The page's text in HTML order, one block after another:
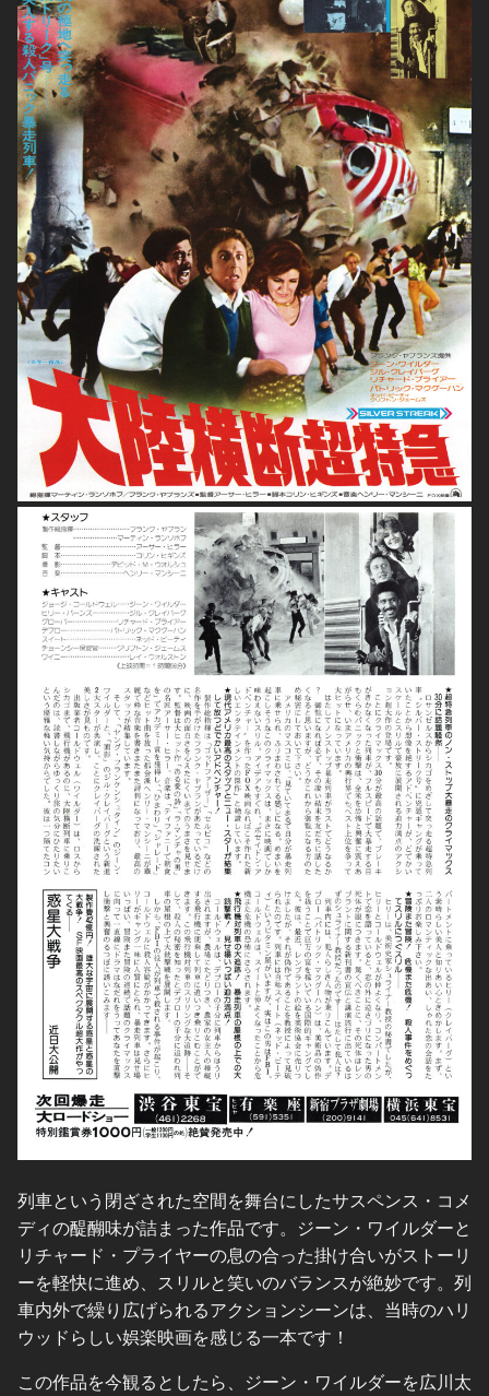
列車という閉ざされた空間を舞台にしたサスペンス・コメ
ディの醍醐味が詰まった作品です。ジーン・ワイルダーと
リチャード・プライヤーの息の合った掛け合いがストーリ
ーを軽快に進め、スリルと笑いのバランスが絶妙です。列
車内外で繰り広げられるアクションシーンは、当時のハリ
ウッドらしい娯楽映画を感じる一本です！
この作品を今観るとしたら、ジーン・ワイルダーを広川太